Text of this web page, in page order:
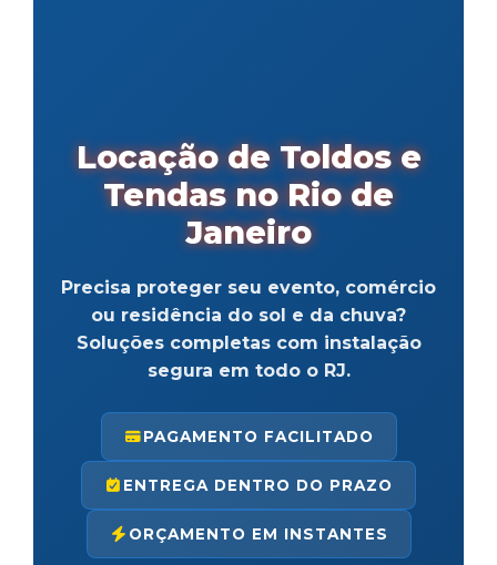
Locação de Toldos e
Tendas no Rio de
Janeiro
Precisa proteger seu evento, comércio
ou residência do sol e da chuva?
Soluções completas com instalação
segura em todo o RJ.
PAGAMENTO FACILITADO
ENTREGA DENTRO DO PRAZO
ORÇAMENTO EM INSTANTES